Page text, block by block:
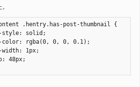
.hentry.has-post-thumbnail {